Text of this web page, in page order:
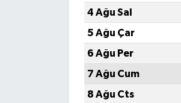
4 Ağu Sal
5 Ağu Çar
6 Ağu Per
7 Ağu Cum
8 Ağu Cts